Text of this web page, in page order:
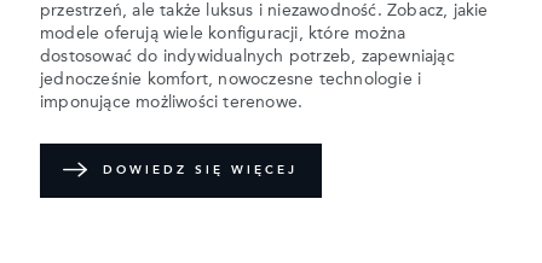
przestrzeń, ale także luksus i niezawodność. Zobacz, jakie
modele oferują wiele konfiguracji, które można
dostosować do indywidualnych potrzeb, zapewniając
jednocześnie komfort, nowoczesne technologie i
imponujące możliwości terenowe.
DOWIEDZ SIĘ WIĘCEJ